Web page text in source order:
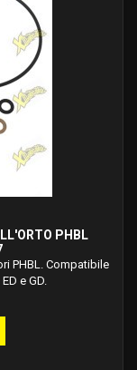
PHBL
PHBL. Compatibile
e GD.